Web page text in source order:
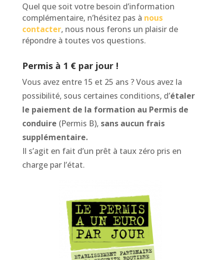
Quel que soit votre besoin d’information
complémentaire, n’hésitez pas à nous
contacter, nous nous ferons un plaisir de
répondre à toutes vos questions.
Permis à 1 € par jour !
Vous avez entre 15 et 25 ans ? Vous avez la
possibilité, sous certaines conditions, d’étaler
le paiement de la formation au Permis de
conduire (Permis B), sans aucun frais
supplémentaire.
Il s’agit en fait d’un prêt à taux zéro pris en
charge par l’état.